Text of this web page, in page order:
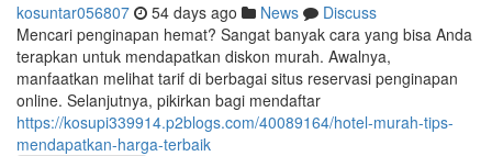
kosuntar056807 54 days ago News
Discuss
Mencari penginapan hemat? Sangat banyak cara yang bisa Anda
terapkan untuk mendapatkan diskon murah. Awalnya,
manfaatkan melihat tarif di berbagai situs reservasi penginapan
online. Selanjutnya, pikirkan bagi mendaftar
https://kosupi339914.p2blogs.com/40089164/hotel-murah-tips-
mendapatkan-harga-terbaik